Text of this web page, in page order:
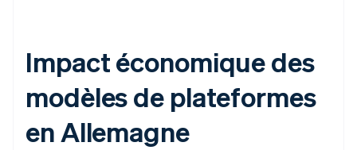
Impact économique des
modèles de plateformes
en Allemagne